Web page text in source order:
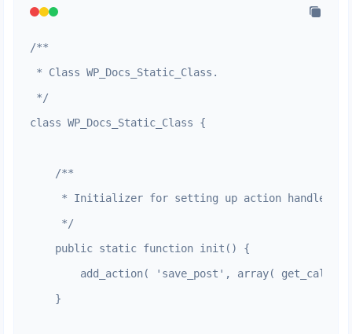
/**
* Class WP_Docs_Static_Class.
*/
class WP_Docs_Static_Class {
    /**
     * Initializer for setting up action handler
     */
    public static function init() {
add_action( 'save_post', array(
    }